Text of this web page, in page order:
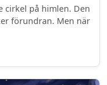
cirkel på himlen. Den
förundran. Men när